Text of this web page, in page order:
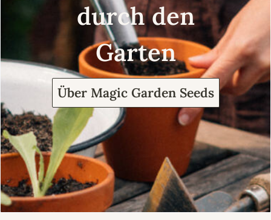
durch den
Garten
Über Magic Garden Seeds